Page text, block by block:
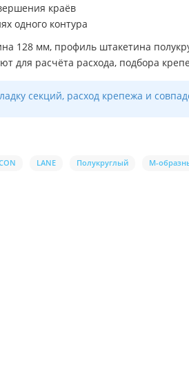
краёв
одного контура
128 мм, профиль штакетина
для расчёта расхода, подбора
секций, расход крепежа и
LANE Полукруглый М-